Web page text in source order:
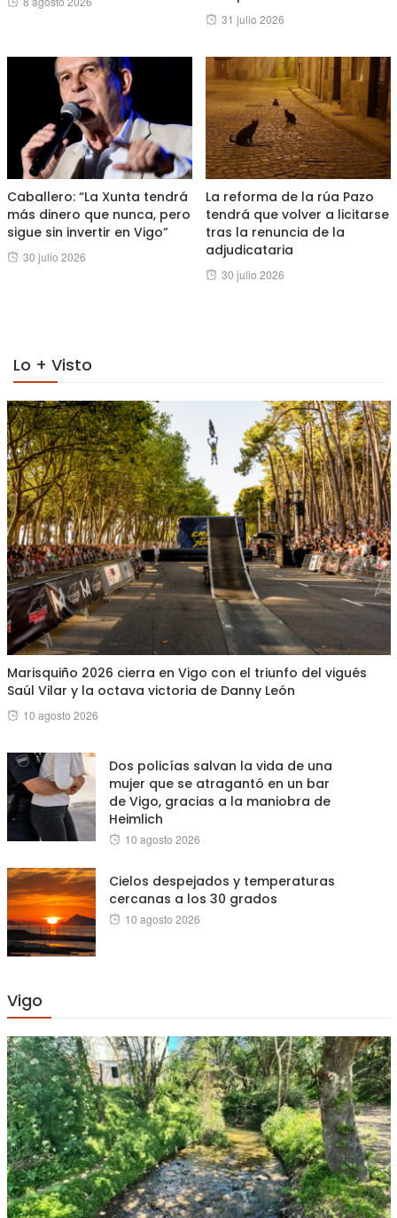
Posted
31 julio 2026
Caballero: “La Xunta tendrá
más dinero que nunca, pero
sigue sin invertir en Vigo”
Posted
30 julio 2026
La reforma de la rúa Pazo
tendrá que volver a licitarse
tras la renuncia de la
adjudicataria
Posted
30 julio 2026
Lo + Visto
Marisquiño 2026 cierra en Vigo con el triunfo del vigués
Saúl Vilar y la octava victoria de Danny León
Posted
10 agosto 2026
Dos policías salvan la vida de una
mujer que se atragantó en un bar
de Vigo, gracias a la maniobra de
Heimlich
Posted
10 agosto 2026
Cielos despejados y temperaturas
cercanas a los 30 grados
Posted
10 agosto 2026
Vigo